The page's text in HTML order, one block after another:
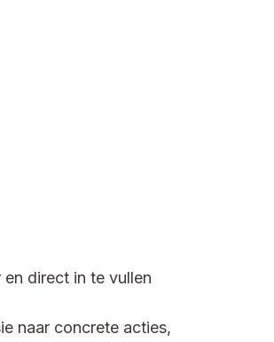
direct in te vullen
naar concrete acties,